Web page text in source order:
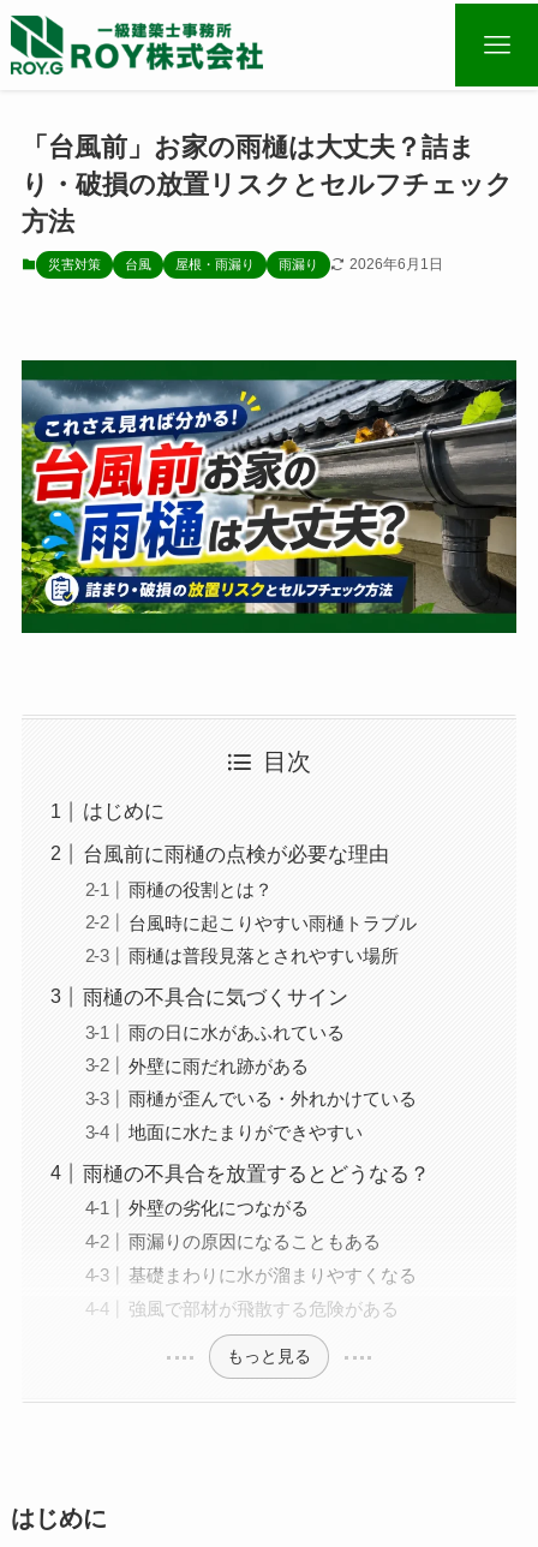
「台風前」お家の雨樋は大丈夫？詰ま
り・破損の放置リスクとセルフチェック
方法
災害対策 台風 屋根・雨漏り 雨漏り 2026年6月1日
目次
はじめに
台風前に雨樋の点検が必要な理由
雨樋の役割とは？
台風時に起こりやすい雨樋トラブル
雨樋は普段見落とされやすい場所
雨樋の不具合に気づくサイン
雨の日に水があふれている
外壁に雨だれ跡がある
雨樋が歪んでいる・外れかけている
地面に水たまりができやすい
雨樋の不具合を放置するとどうなる？
外壁の劣化につながる
雨漏りの原因になることもある
基礎まわりに水が溜まりやすくなる
強風で部材が飛散する危険がある
もっと見る
はじめに